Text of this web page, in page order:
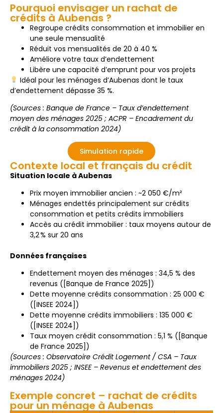
Pourquoi envisager un rachat de
crédits à Aubenas ?
Regroupe crédits consommation et immobilier en
une seule mensualité
Réduit vos mensualités de 20 à 40 %
Améliore votre taux d’endettement
Libère une capacité d’emprunt pour vos projets
Idéal pour les ménages d’Aubenas dont le taux
d’endettement dépasse 35 %.
(Sources : Banque de France – Taux d’endettement
moyen des ménages 2025 ; ACPR – Encadrement du
crédit à la consommation 2024)
Simulation rapide
Contexte local et français du crédit
Situation locale à Aubenas
Prix moyen immobilier ancien : ~2 050 €/m²
Ménages endettés principalement sur crédits
consommation et petits crédits immobiliers
Accès au crédit immobilier : taux moyens autour de
3,2 % sur 20 ans
Données françaises
Endettement moyen des ménages : 34,5 % des
revenus ([Banque de France 2025])
Dette moyenne crédits consommation : 25 000 €
([INSEE 2024])
Dette moyenne crédits immobiliers : 135 000 €
([INSEE 2024])
Taux moyen crédit consommation : 5,1 % ([Banque
de France 2025])
(Sources : Observatoire Crédit Logement / CSA – Taux
immobiliers 2025 ; INSEE – Revenus et endettement des
ménages 2024)
Exemple concret – rachat de crédits
pour un ménage à Aubenas